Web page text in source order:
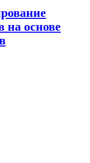
основе